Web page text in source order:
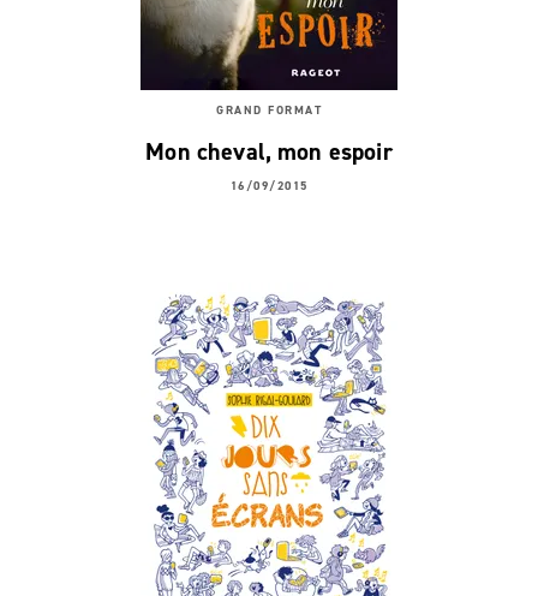
GRAND FORMAT
Mon cheval, mon espoir
16/09/2015